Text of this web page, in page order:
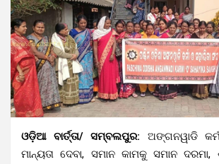
ଓଡ଼ିଆ ବାର୍ତ୍ତା/ ସମ୍ବଲପୁର: ଅଙ୍ଗନୱାଡି
ମାନ୍ୟତା ଦେବା, ସମାନ କାମକୁ ସମାନ